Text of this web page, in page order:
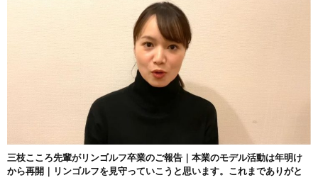
三枝こころ先輩がリンゴルフ卒業のご報告｜本業のモデル活動は年明け
から再開｜リンゴルフを見守っていこうと思います。これまでありがと